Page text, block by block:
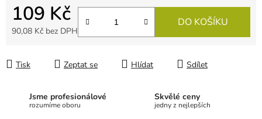
109 Kč
90,08 Kč bez DPH
DO KOŠÍKU
Tisk Zeptat se Hlídat Sdílet
Jsme profesionálové
rozumíme oboru
Skvělé ceny
jedny z nejlepších